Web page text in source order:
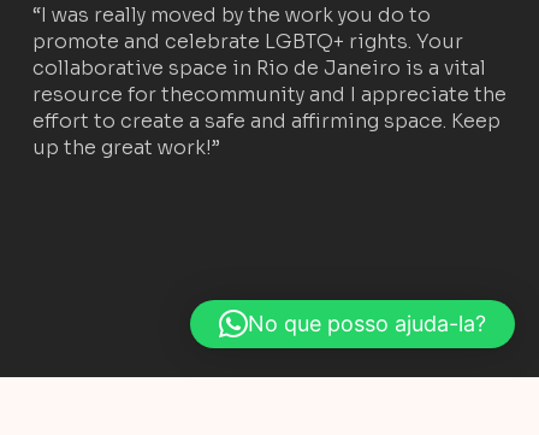
“I was really moved by the work you do to
promote and celebrate LGBTQ+ rights. Your
collaborative space in Rio de Janeiro is a vital
resource for thecommunity and I appreciate the
effort to create a safe and affirming space. Keep
up the great work!”
No que posso ajuda-la?